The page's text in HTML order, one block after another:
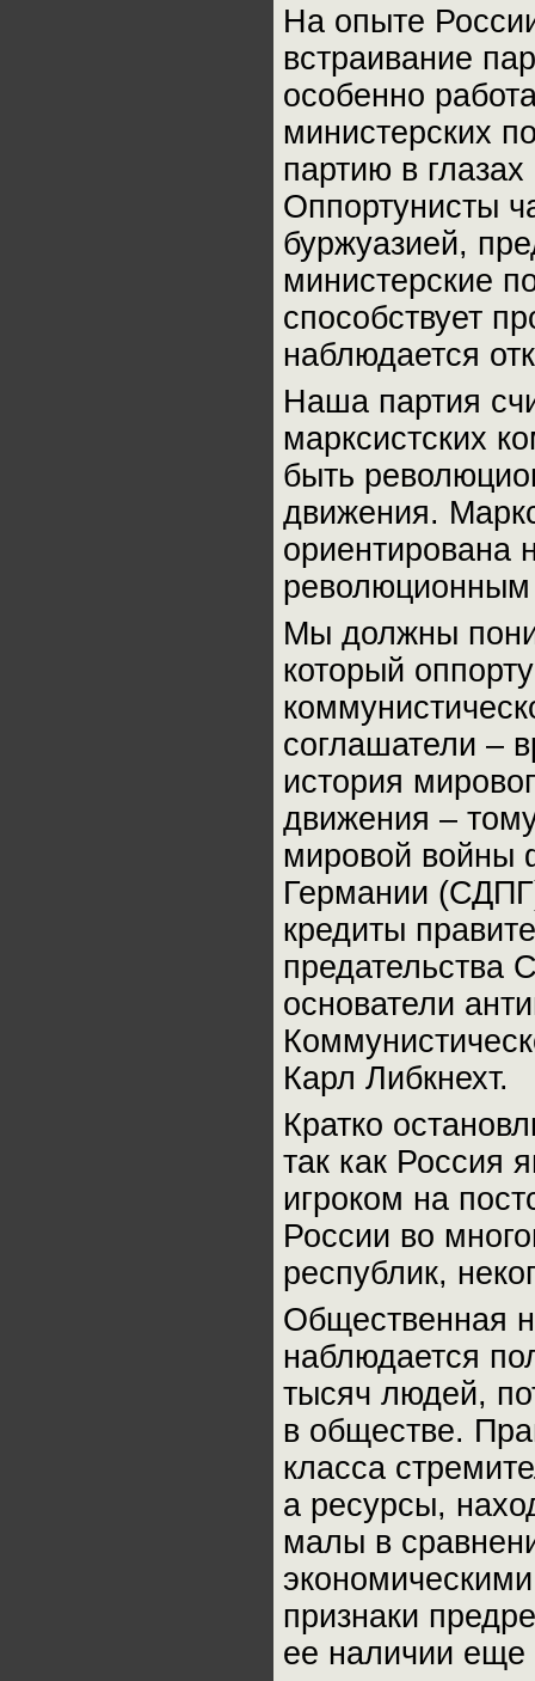
На опыте
встраивание
особенно
министерских
партию в
Оппортунисты
буржуазией,
министерские
способствует
наблюдается
Наша партия
марксистских
быть
движения.
ориентирована
Мы должны
который
соглашатели –
история
движения –
мировой войны
Германии
кредиты
предательства
основатели
Карл Либкнехт.
Кратко
так как Россия
игроком на
России во
республик,
Общественная
наблюдается
тысяч людей,
в обществе.
класса
а ресурсы,
малы в
признаки
ее наличии